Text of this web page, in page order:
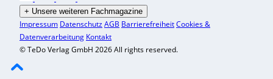
+ Unsere weiteren Fachmagazine
Impressum DatenschutzAGB BarrierefreiheitCookies &
Datenverarbeitung Kontakt
© TeDo Verlag GmbH 2026 All rights reserved.